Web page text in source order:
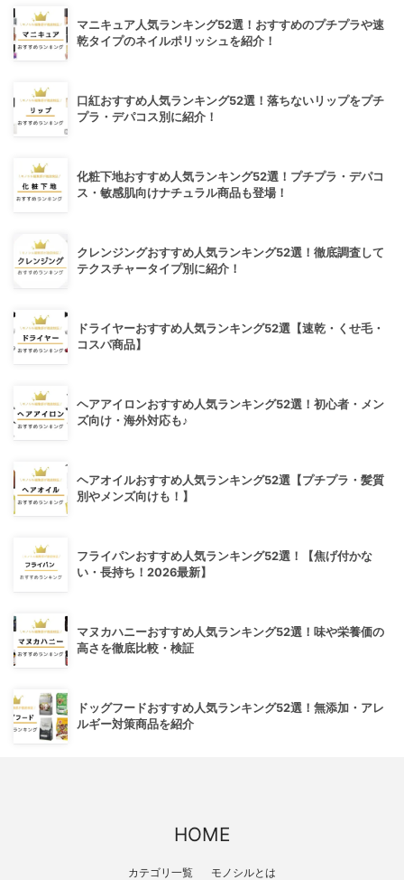
マニキュア人気ランキング52選！おすすめのプチプラや速
乾タイプのネイルポリッシュを紹介！
口紅おすすめ人気ランキング52選！落ちないリップをプチ
プラ・デパコス別に紹介！
化粧下地おすすめ人気ランキング52選！プチプラ・デパコ
ス・敏感肌向けナチュラル商品も登場！
クレンジングおすすめ人気ランキング52選！徹底調査して
テクスチャータイプ別に紹介！
ドライヤーおすすめ人気ランキング52選【速乾・くせ毛・
コスパ商品】
ヘアアイロンおすすめ人気ランキング52選！初心者・メン
ズ向け・海外対応も♪
ヘアオイルおすすめ人気ランキング52選【プチプラ・髪質
別やメンズ向けも！】
フライパンおすすめ人気ランキング52選！【焦げ付かな
い・長持ち！2026最新】
マヌカハニーおすすめ人気ランキング52選！味や栄養価の
高さを徹底比較・検証
ドッグフードおすすめ人気ランキング52選！無添加・アレ
ルギー対策商品を紹介
HOME
カテゴリ一覧 モノシルとは